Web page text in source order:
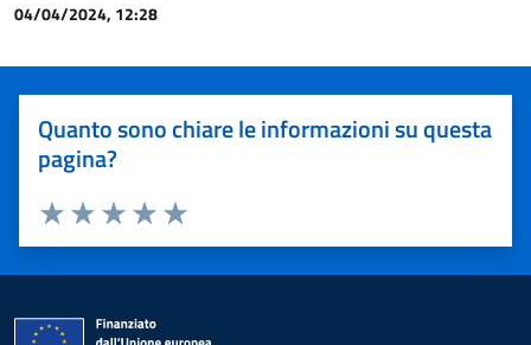
04/04/2024, 12:28
Quanto sono chiare le informazioni su questa
pagina?
Valuta 5 stelle su 5
Valuta 4 stelle su 5
Valuta 3 stelle su 5
Valuta 2 stelle su 5
Valuta 1 stelle su 5